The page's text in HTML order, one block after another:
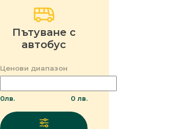
Пътуване с
автобус
Ценови диапазон
0лв. 0 лв.